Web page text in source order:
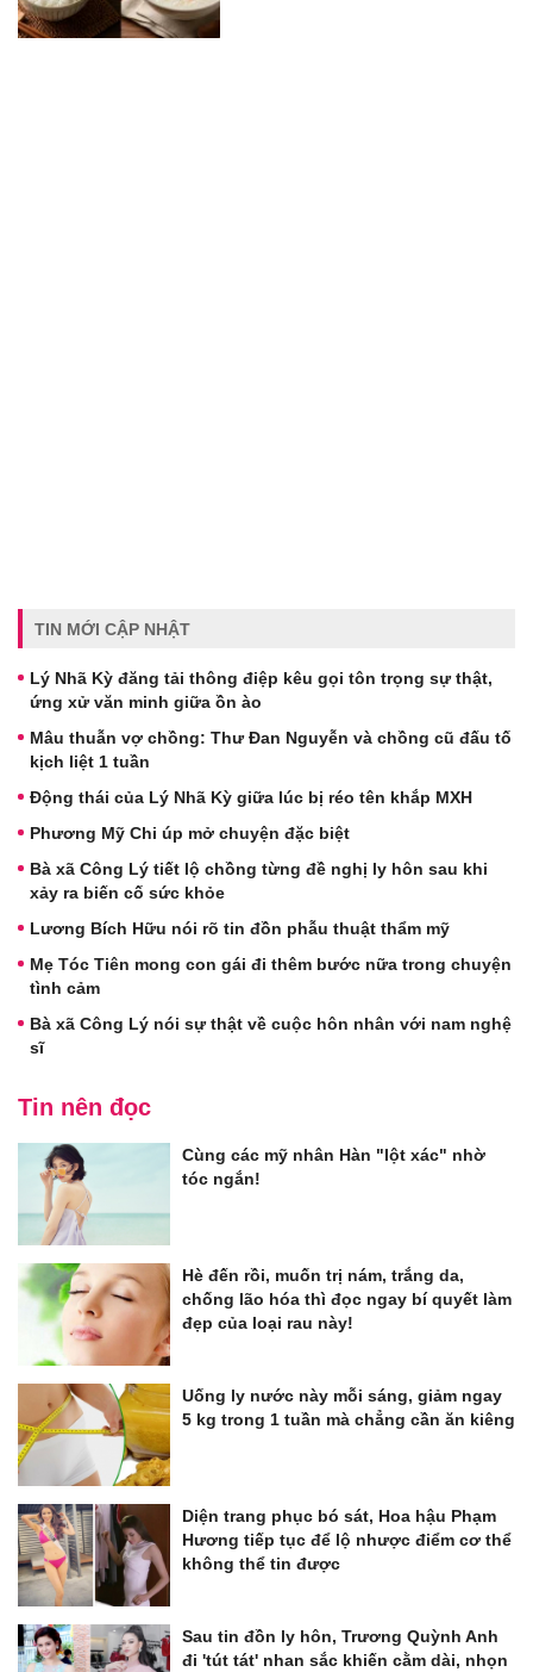
TIN MỚI CẬP NHẬT
Lý Nhã Kỳ đăng tải thông điệp kêu gọi tôn trọng sự thật,
ứng xử văn minh giữa ồn ào
Mâu thuẫn vợ chồng: Thư Đan Nguyễn và chồng cũ đấu tố
kịch liệt 1 tuần
Động thái của Lý Nhã Kỳ giữa lúc bị réo tên khắp MXH
Phương Mỹ Chi úp mở chuyện đặc biệt
Bà xã Công Lý tiết lộ chồng từng đề nghị ly hôn sau khi
xảy ra biến cố sức khỏe
Lương Bích Hữu nói rõ tin đồn phẫu thuật thẩm mỹ
Mẹ Tóc Tiên mong con gái đi thêm bước nữa trong chuyện
tình cảm
Bà xã Công Lý nói sự thật về cuộc hôn nhân với nam nghệ
sĩ
Tin nên đọc
Cùng các mỹ nhân Hàn "lột xác" nhờ
tóc ngắn!
Hè đến rồi, muốn trị nám, trắng da,
chống lão hóa thì đọc ngay bí quyết làm
đẹp của loại rau này!
Uống ly nước này mỗi sáng, giảm ngay
5 kg trong 1 tuần mà chẳng cần ăn kiêng
Diện trang phục bó sát, Hoa hậu Phạm
Hương tiếp tục để lộ nhược điểm cơ thể
không thể tin được
Sau tin đồn ly hôn, Trương Quỳnh Anh
đi 'tút tát' nhan sắc khiến cằm dài, nhọn